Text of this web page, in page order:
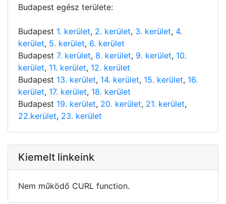
Budapest egész területe:
Budapest 1. kerület, 2. kerület, 3. kerület, 4.
kerület, 5. kerület, 6. kerület
Budapest 7. kerület, 8. kerület, 9. kerület, 10.
kerület, 11. kerület, 12. kerület
Budapest 13. kerület, 14. kerület, 15. kerület, 16.
kerület, 17. kerület, 18. kerület
Budapest 19. kerület, 20. kerület, 21. kerület,
22.kerület, 23. kerület
Kiemelt linkeink
Nem működő CURL function.